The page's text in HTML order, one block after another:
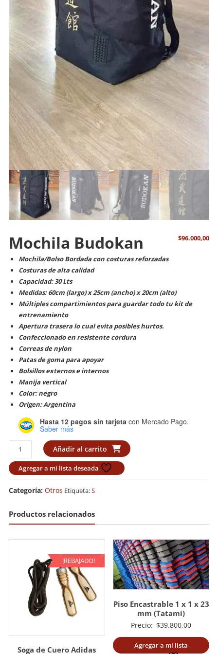
Mochila Budokan $96.000,00
Mochila/Bolso Bordada con costuras reforzadas
Costuras de alta calidad
Capacidad: 30 Lts
Medidas: 60cm (largo) x 25cm (ancho) x 20cm (alto)
Múltiples compartimientos para guardar todo tu kit de
entrenamiento
Apertura trasera lo cual evita posibles hurtos.
Confeccionado en resistente cordura
Correas de nylon
Patas de goma para apoyar
Bolsillos externos e internos
Manija vertical
Color: negro
Origen: Argentina
Hasta 12 pagos sin tarjetacon Mercado Pago.
Saber más
Mochila
Budokan
cantidad
Añadir al carrito
Agregar a mi lista deseada
Categoría: Otros Etiqueta:S
Productos relacionados
¡REBAJADO!
Soga de Cuero Adidas
Piso Encastrable 1 x 1 x 23
mm (Tatami)
Precio: $39.800,00
Agregar a mi lista